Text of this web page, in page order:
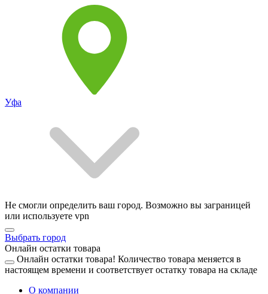
Уфа
Не смогли определить ваш город. Возможно вы заграницей
или используете vpn
Выбрать город
Онлайн остатки товара
Онлайн остатки товара! Количество товара меняется в
настоящем времени и соответствует остатку товара на складе
О компании